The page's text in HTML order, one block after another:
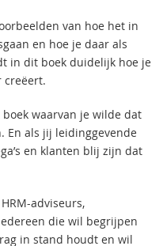
van hoe het in
en hoe je daar als
in dit boek duidelijk hoe je
creëert.
boek waarvan je wilde dat
En als jij leidinggevende
en klanten blij zijn dat
adviseurs,
die wil begrijpen
in stand houdt en wil